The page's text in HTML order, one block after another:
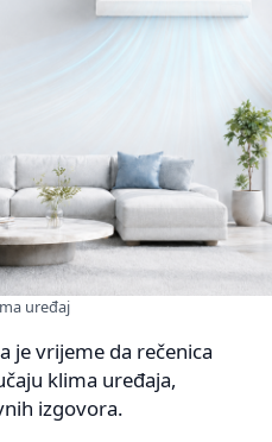
uređaj
je vrijeme da rečenica
klima uređaja,
izgovora.